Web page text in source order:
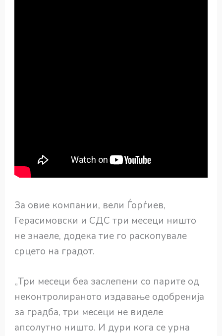
За овие компании, вели Ѓорѓиев,
Герасимовски и СДС три месеци ништо
не знаеле, додека тие го раскопувале
срцето на градот.
„Три месеци беа заслепени со парите од
неконтролираното издавање одобренија
за градба, три месеци не виделе
апсолутно ништо. И дури кога се урна